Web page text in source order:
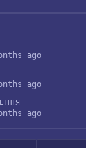
ago
ago
ago